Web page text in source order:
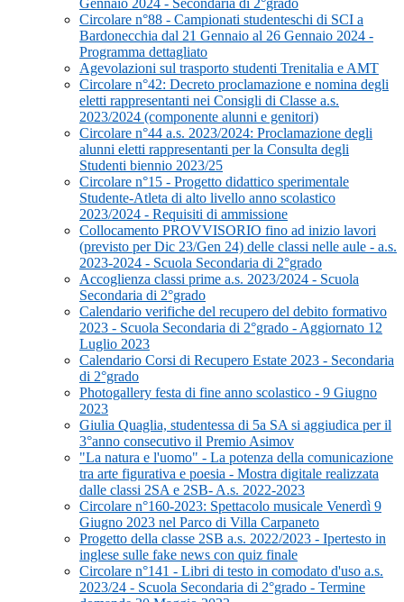
Gennaio 2024 - Secondaria di 2°grado
Circolare n°88 - Campionati studenteschi di SCI a
Bardonecchia dal 21 Gennaio al 26 Gennaio 2024 -
Programma dettagliato
Agevolazioni sul trasporto studenti Trenitalia e AMT
Circolare n°42: Decreto proclamazione e nomina degli
eletti rappresentanti nei Consigli di Classe a.s.
2023/2024 (componente alunni e genitori)
Circolare n°44 a.s. 2023/2024: Proclamazione degli
alunni eletti rappresentanti per la Consulta degli
Studenti biennio 2023/25
Circolare n°15 - Progetto didattico sperimentale
Studente-Atleta di alto livello anno scolastico
2023/2024 - Requisiti di ammissione
Collocamento PROVVISORIO fino ad inizio lavori
(previsto per Dic 23/Gen 24) delle classi nelle aule - a.s.
2023-2024 - Scuola Secondaria di 2°grado
Accoglienza classi prime a.s. 2023/2024 - Scuola
Secondaria di 2°grado
Calendario verifiche del recupero del debito formativo
2023 - Scuola Secondaria di 2°grado - Aggiornato 12
Luglio 2023
Calendario Corsi di Recupero Estate 2023 - Secondaria
di 2°grado
Photogallery festa di fine anno scolastico - 9 Giugno
2023
Giulia Quaglia, studentessa di 5a SA si aggiudica per il
3°anno consecutivo il Premio Asimov
"La natura e l'uomo" - La potenza della comunicazione
tra arte figurativa e poesia - Mostra digitale realizzata
dalle classi 2SA e 2SB- A.s. 2022-2023
Circolare n°160-2023: Spettacolo musicale Venerdì 9
Giugno 2023 nel Parco di Villa Carpaneto
Progetto della classe 2SB a.s. 2022/2023 - Ipertesto in
inglese sulle fake news con quiz finale
Circolare n°141 - Libri di testo in comodato d'uso a.s.
2023/24 - Scuola Secondaria di 2°grado - Termine